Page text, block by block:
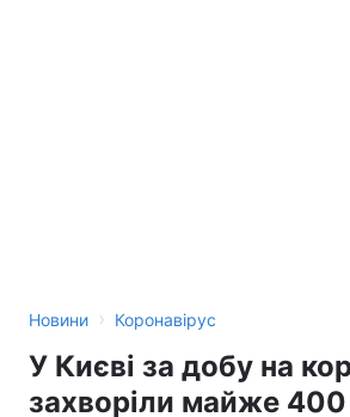
Новини › Коронавірус
У Києві за добу на
захворіли майже